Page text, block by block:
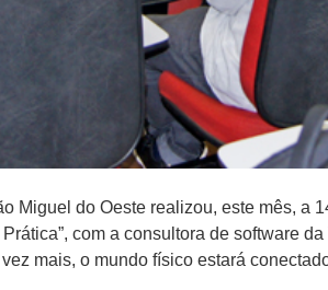
Miguel do Oeste realizou, este mês, a
com a consultora de software
mais, o mundo físico estará